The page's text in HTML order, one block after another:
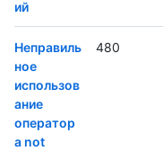
ий
Неправиль
ное
использов
ание
оператор
а not
480